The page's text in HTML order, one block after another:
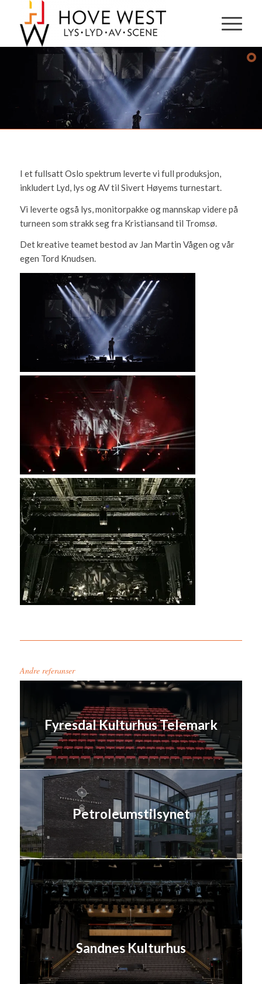
I et fullsatt Oslo spektrum leverte vi full produksjon,
inkludert Lyd, lys og AV til Sivert Høyems turnestart.
Vi leverte også lys, monitorpakke og mannskap videre på
turneen som strakk seg fra Kristiansand til Tromsø.
Det kreative teamet bestod av Jan Martin Vågen og vår
egen Tord Knudsen.
Andre referanser
Fyresdal Kulturhus Telemark
Petroleumstilsynet
Sandnes Kulturhus